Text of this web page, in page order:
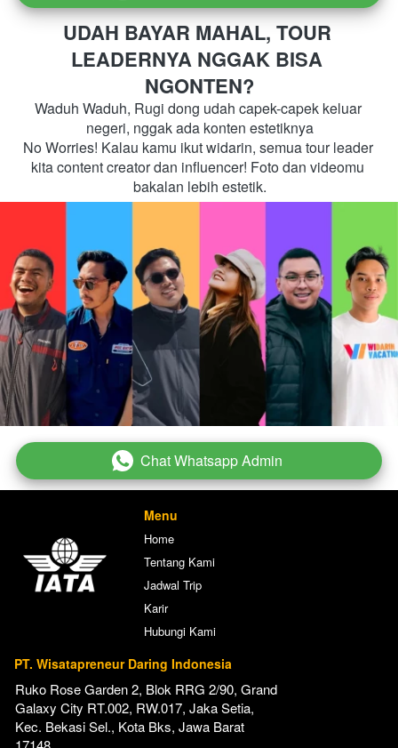
UDAH BAYAR MAHAL, TOUR
LEADERNYA NGGAK BISA
NGONTEN?
Waduh Waduh, Rugi dong udah capek-capek keluar
negeri, nggak ada konten estetiknya
No Worries! Kalau kamu ikut widarin, semua tour leader
kita content creator dan influencer! Foto dan videomu
bakalan lebih estetik.
` Chat Whatsapp Admin
Menu
Home
Tentang Kami
Jadwal Trip
Karir
Hubungi Kami
PT. Wisatapreneur Daring Indonesia
Ruko Rose Garden 2, Blok RRG 2/90, Grand
Galaxy City RT.002, RW.017, Jaka Setia,
Kec. Bekasi Sel., Kota Bks, Jawa Barat